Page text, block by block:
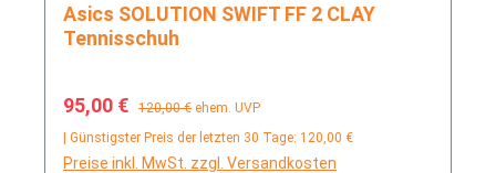
Asics SOLUTION SWIFT FF 2 CLAY
Tennisschuh
Verkaufspreis:
95,00 € Regulärer Preis:
120,00 € ehem. UVP
| Günstigster Preis der letzten 30 Tage: 120,00 €
Preise inkl. MwSt. zzgl. Versandkosten